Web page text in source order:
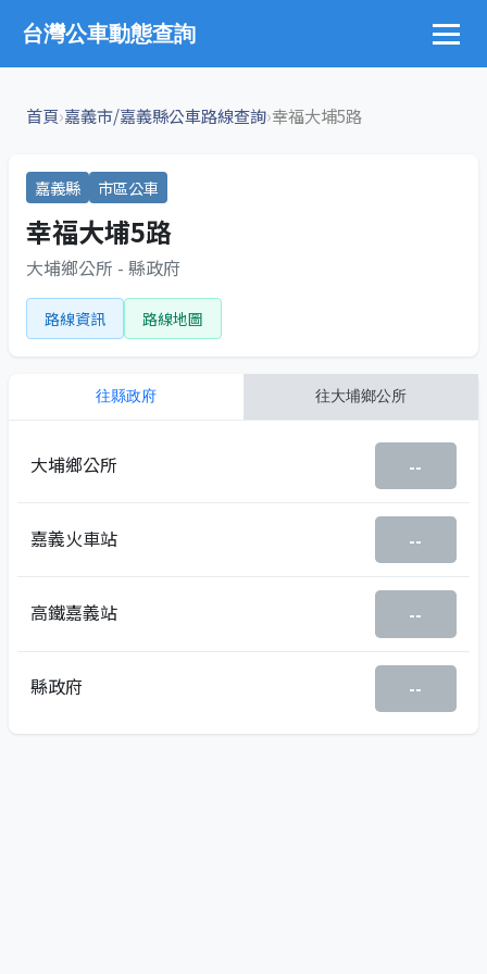
台灣公車動態查詢
首頁›嘉義市/嘉義縣公車路線查詢›幸福大埔5路
嘉義縣 市區公車
幸福大埔5路
大埔鄉公所 - 縣政府
路線資訊 路線地圖
往縣政府 往大埔鄉公所
大埔鄉公所 --
嘉義火車站 --
高鐵嘉義站 --
縣政府 --